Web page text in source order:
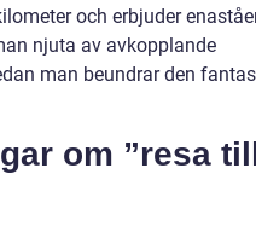
och erbjuder
njuta av avkopplande
man beundrar den
om ”resa